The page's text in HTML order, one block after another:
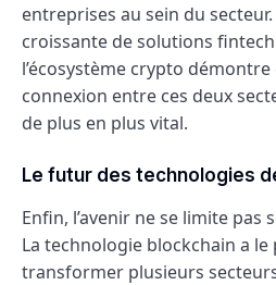
entreprises au sein du
croissante de solutions
l’écosystème crypto
connexion entre ces deux
de plus en plus vital.
Le futur des technologies
Enfin, l’avenir ne se limite pas
La technologie blockchain a
transformer plusieurs